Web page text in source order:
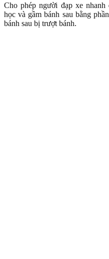
Cho phép người đạp xe
học và gầm bánh sau bằng
bánh sau bị trượt bánh.